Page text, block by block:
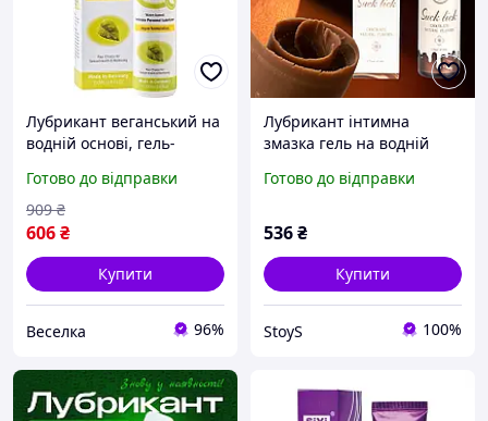
Лубрикант веганський на
водній основі, гель-
інтимний гель
Готово до відправки
606₴
909 ₴
Купити
Веселка 96%
Лубрикант інтимна
змазка гель на водній
вагінального сексу
Готово до відправки
536₴
Купити
StoyS 100%